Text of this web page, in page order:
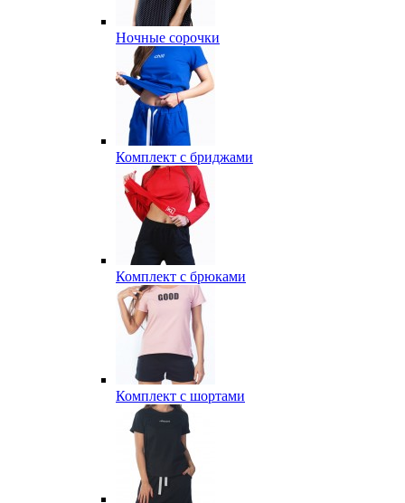
Ночные сорочки
Комплект с бриджами
Комплект с брюками
Комплект с шортами